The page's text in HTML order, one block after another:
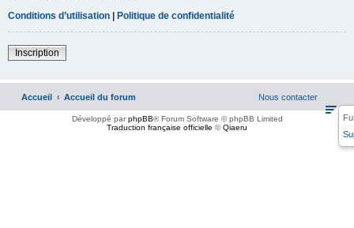
Conditions d’utilisation | Politique de confidentialité
Inscription
Accueil Accueil du forum Nous contacter
Développé parphpBB® Forum Software © phpBB Limited
Traduction française officielle ©Qiaeru